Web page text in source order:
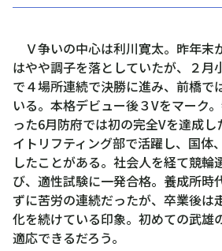
Ｖ争いの中心は利川寛太。昨年末
はやや調子を落としていたが、２月
で４場所連続で決勝に進み、前橋で
いる。本格デビュー後３Vをマーク
った6月防府では初の完全Vを達成
イトリフティング部で活躍し、国体
したことがある。社会人を経て競輪
び、適性試験に一発合格。養成所時
ずに苦労の連続だったが、卒業後は
化を続けている印象。初めての武雄
適応できるだろう。